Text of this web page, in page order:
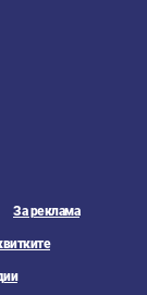
За реклама